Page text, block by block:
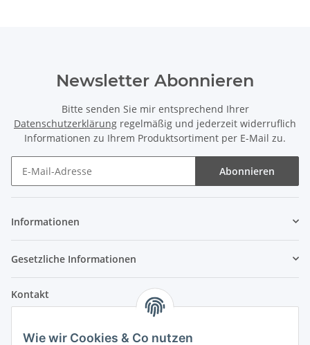
Newsletter Abonnieren
Bitte senden Sie mir entsprechend Ihrer
Datenschutzerklärung regelmäßig und jederzeit widerruflich
Informationen zu Ihrem Produktsortiment per E-Mail zu.
Abonnieren
Informationen
Gesetzliche Informationen
Kontakt
Wie wir Cookies & Co nutzen